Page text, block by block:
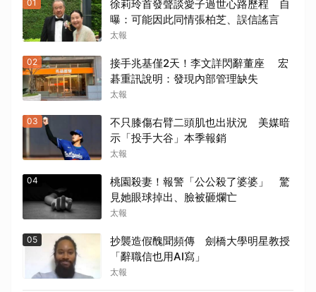
01
徐莉玲首發聲談愛子過世心路歷程 自
曝：可能因此同情張柏芝、誤信謠言
太報
02
接手兆基僅2天！李文詳閃辭董座 宏
碁重訊說明：發現內部管理缺失
太報
03
不只膝傷右臂二頭肌也出狀況 美媒暗
示「投手大谷」本季報銷
太報
04
桃園殺妻！報警「公公殺了婆婆」 驚
見她眼球掉出、臉被砸爛亡
太報
05
抄襲造假醜聞頻傳 劍橋大學明星教授
「辭職信也用AI寫」
太報